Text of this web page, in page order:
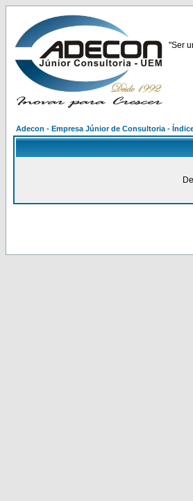
"Ser
Adecon - Empresa Júnior de Consultoria -